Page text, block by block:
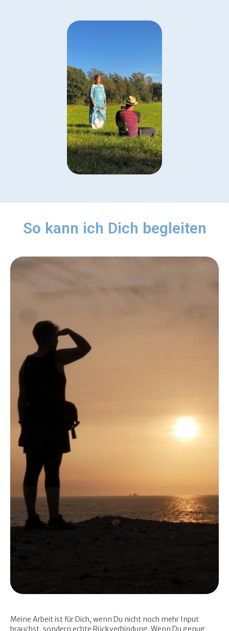
So kann ich Dich begleiten
Meine Arbeit ist für Dich, wenn Du nicht noch mehr Input
brauchst, sondern echte Rückverbindung. Wenn Du genug